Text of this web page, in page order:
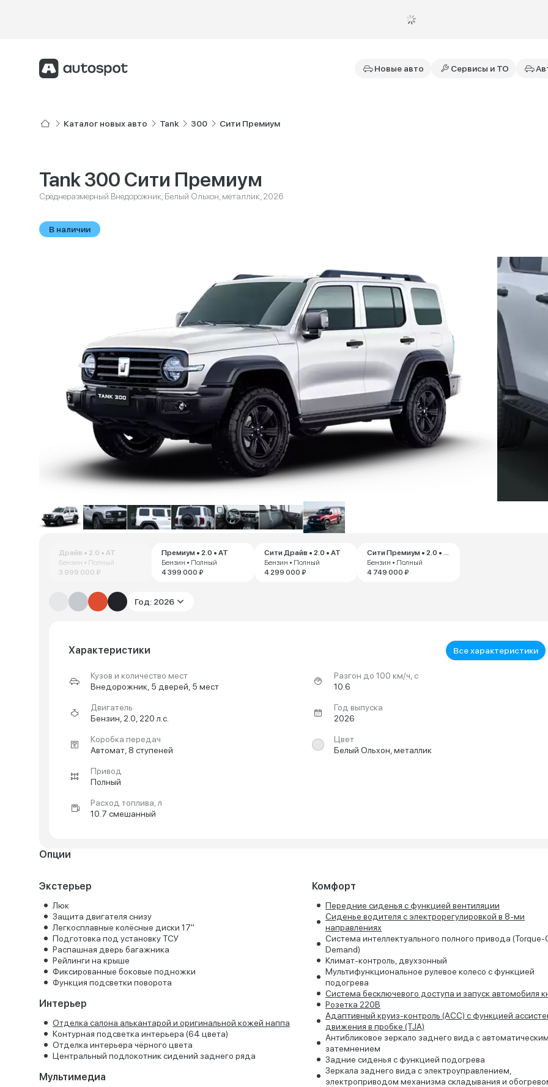
Новые авто Сервисы и ТО
Каталог новых авто Tank 300 Сити Премиум
Tank 300 Сити Премиум
Среднеразмерный Внедорожник, Белый Ольхон, металлик, 2026
В наличии
Драйв • 2.0 • AT
Бензин • Полный
3 999 000 ₽
Премиум • 2.0 • AT
Бензин • Полный
4 399 000 ₽
Сити Драйв • 2.0 • AT
Бензин • Полный
4 299 000 ₽
Сити Премиум • 2.0 • AT
Бензин • Полный
4 749 000 ₽
Год: 2026
Характеристики Все характеристики
Кузов и количество мест
Внедорожник, 5 дверей, 5 мест
Двигатель
Бензин, 2.0, 220 л.с.
Коробка передач
Автомат, 8 ступеней
Привод
Полный
Расход топлива, л
10.7 смешанный
Разгон до 100 км/ч, с
10.6
Год выпуска
2026
Цвет
Белый Ольхон, металлик
Опции
Экстерьер
Люк
Защита двигателя снизу
Легкосплавные колёсные диски 17''
Подготовка под установку ТСУ
Распашная дверь багажника
Рейлинги на крыше
Фиксированные боковые подножки
Функция подсветки поворота
Интерьер
Отделка салона алькантарой и оригинальной кожей наппа
Контурная подсветка интерьера (64 цвета)
Отделка интерьера чёрного цвета
Центральный подлокотник сидений заднего ряда
Мультимедиа
Комфорт
Передние сиденья с функцией вентиляции
Сиденье водителя с электрорегулировкой в 8-ми
направлениях
Система интеллектуального полного привода (Torque-
Demand)
Климат-контроль, двухзонный
Мультифункциональное рулевое колесо с функцией
подогрева
Система бесключевого доступа и запуск автомобиля
Розетка 220В
Адаптивный круиз-контроль (ACC) с функцией
движения в пробке (TJA)
Антибликовое зеркало заднего вида с автоматическим
затемнением
Задние сиденья с функцией подогрева
Зеркала заднего вида с электроуправлением,
электроприводом механизма складывания и